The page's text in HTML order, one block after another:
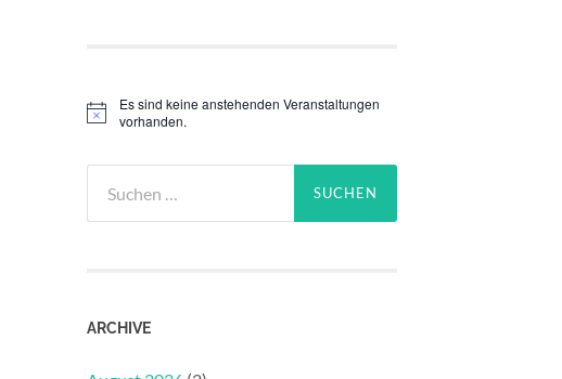
Hinweis
Es sind keine anstehenden Veranstaltungen
vorhanden.
nach:
ARCHIVE